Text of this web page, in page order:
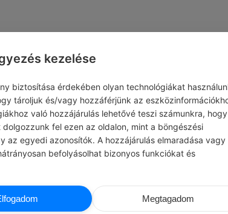
#IDÉZETEK SZERELEMALICE KATHERINE
Elmagyarázta, milyen csókolózni azzal,
kezelése
biztosítása érdekében olyan technológiákat
tároljuk és/vagy hozzáférjünk az
való hozzájárulás lehetővé teszi számunkra, hogy
fel ezen az oldalon, mint a böngészési
az egyedi azonosítók. A hozzájárulás elmaradása vagy
befolyásolhat bizonyos funkciókat és
Megtagadom